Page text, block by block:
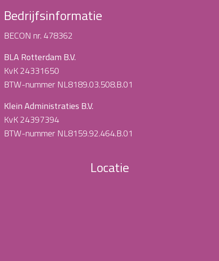
Bedrijfsinformatie
BECON nr. 478362
BLA Rotterdam B.V.
KvK 24331650
BTW-nummer NL8189.03.508.B.01
Klein Administraties B.V.
KvK 24397394
BTW-nummer NL8159.92.464.B.01
Locatie